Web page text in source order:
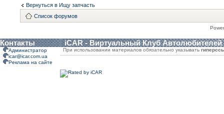
Вернуться в Ищу запчасть
Список форумов
Контакты iCAR - Виртуальный Клуб Автолюбителей
Администратор
icar@icar.com.ua
Реклама на сайте
При использовании материалов обязательно указывать